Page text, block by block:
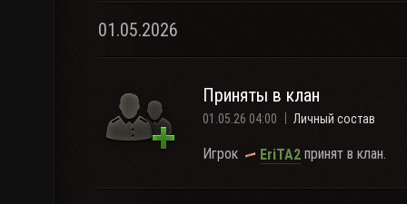
01.05.2026
Приняты в клан
01.05.26 04:00 Личный состав
Игрок EriTA2 принят в клан.